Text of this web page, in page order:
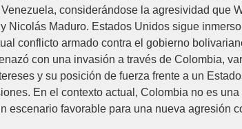
considerándose la agresividad que
Nicolás Maduro. Estados Unidos sigue
conflicto armado contra el gobierno
con una invasión a través de Colombia,
y su posición de fuerza frente a un
En el contexto actual, Colombia no es
escenario favorable para una nueva agresión